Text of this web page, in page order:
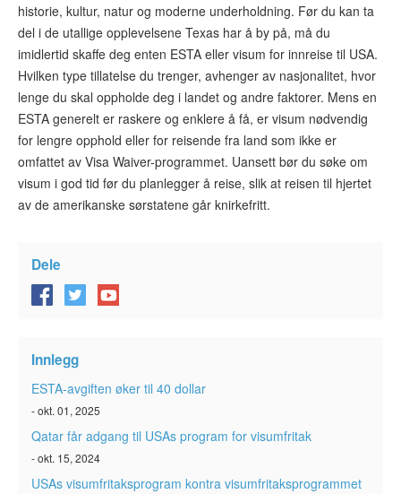
historie, kultur, natur og moderne underholdning. Før du kan ta
del i de utallige opplevelsene Texas har å by på, må du
imidlertid skaffe deg enten ESTA eller visum for innreise til USA.
Hvilken type tillatelse du trenger, avhenger av nasjonalitet, hvor
lenge du skal oppholde deg i landet og andre faktorer. Mens en
ESTA generelt er raskere og enklere å få, er visum nødvendig
for lengre opphold eller for reisende fra land som ikke er
omfattet av Visa Waiver-programmet. Uansett bør du søke om
visum i god tid før du planlegger å reise, slik at reisen til hjertet
av de amerikanske sørstatene går knirkefritt.
Dele
Innlegg
ESTA-avgiften øker til 40 dollar
- okt. 01, 2025
Qatar får adgang til USAs program for visumfritak
- okt. 15, 2024
USAs visumfritaksprogram kontra visumfritaksprogrammet